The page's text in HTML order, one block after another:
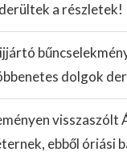
a részletek!
dolgok
visszaszólt
ebből óriási